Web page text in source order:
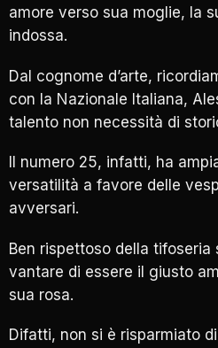
amore verso sua moglie, la
indossa.
Dal cognome d’arte,
con la Nazionale Italiana,
talento non necessità di
Il numero 25, infatti, ha
versatilità a favore delle
avversari.
Ben rispettoso della tifoseria
vantare di essere il giusto
sua rosa.
Difatti, non si è risparmiato